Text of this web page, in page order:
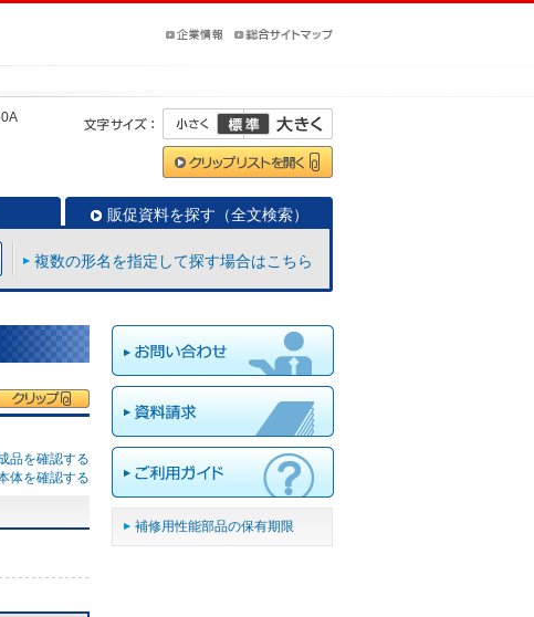
販促資料を探す（全文検索）
複数の形名を指定して探す場合はこちら
品を確認する
体を確認する
補修用性能部品の保有期限